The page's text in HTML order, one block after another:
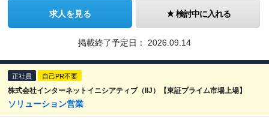
求人を見る 検討中に入れる
掲載終了予定日： 2026.09.14
正社員 自己PR不要
株式会社インターネットイニシアティブ（IIJ）【東証プライム市場上場】
ソリューション営業